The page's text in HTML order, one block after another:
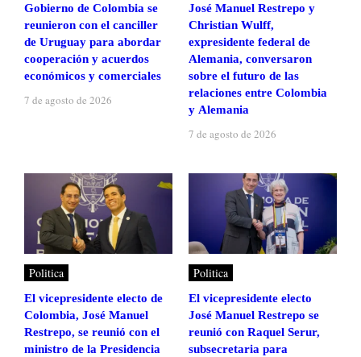
Gobierno de Colombia se
reunieron con el canciller
de Uruguay para abordar
cooperación y acuerdos
económicos y comerciales
7 de agosto de 2026
José Manuel Restrepo y
Christian Wulff,
expresidente federal de
Alemania, conversaron
sobre el futuro de las
relaciones entre Colombia
y Alemania
7 de agosto de 2026
Politica
El vicepresidente electo de
Colombia, José Manuel
Restrepo, se reunió con el
ministro de la Presidencia
Politica
El vicepresidente electo
José Manuel Restrepo se
reunió con Raquel Serur,
subsecretaria para